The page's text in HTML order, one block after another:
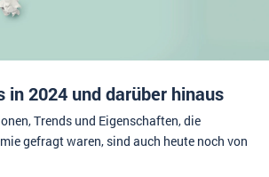
in 2024 und darüber hinaus
Trends und Eigenschaften, die
gefragt waren, sind auch heute noch von